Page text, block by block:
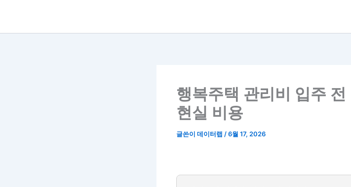
행복주택 관리비 입주
현실 비용
글쓴이 데이터랩 /6월 17, 2026